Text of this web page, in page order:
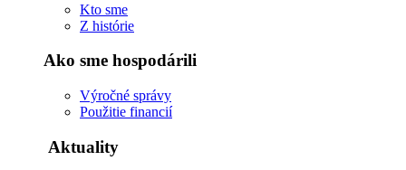
Kto sme
Z histórie
Ako sme hospodárili
Výročné správy
Použitie financií
Aktuality